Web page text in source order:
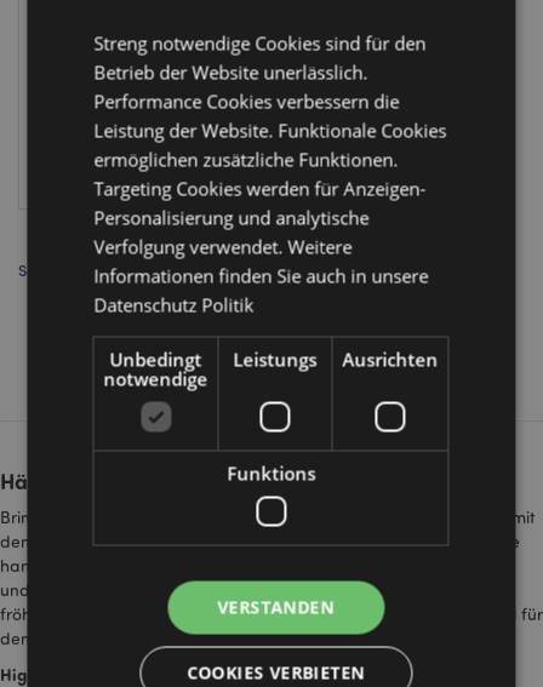
FÄLLIG:
24/08/2026
ANMELDEN
Sortieren nach:
Zeigen pro Seite
Häkel-Freund für die Seele
Bringen Sie Spaß und motivierende Unterstützung in Ihr Sortiment mit
dem
Häkel-Freund für die Seelevon Puckator. Diese trendige Serie
handgehäkelter Figuren kombiniert niedliches Design mit positiven
und aufbauenden Botschaften. Tierfreunde, Blumenbegleiter und
fröhliche Lebensmittelfiguren sorgen für auffällige Geschenkartikel für
den Einzelhandel.
Highlights dieses Sortiments:
Streng notwendige Cookies sind für den
Betrieb der Website unerlässlich.
Performance Cookies verbessern die
Leistung der Website. Funktionale Cookies
ermöglichen zusätzliche Funktionen.
Targeting Cookies werden für Anzeigen-
Personalisierung und analytische
Verfolgung verwendet. Weitere
Informationen finden Sie auch in unsere
Datenschutz Politik
Unbedingt
notwendige
Leistungs Ausrichten
Funktions
VERSTANDEN
COOKIES VERBIETEN